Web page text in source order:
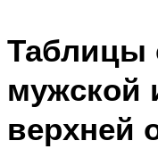
Таблицы
мужской
верхней